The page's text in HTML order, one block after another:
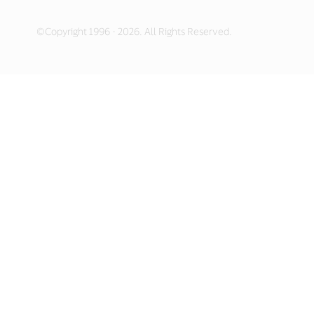
©Copyright 1996 - 2026. All Rights Reserved.